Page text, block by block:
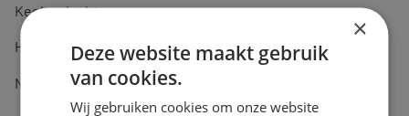
Keel en luchtwegen
Huidverzorging
Nachtrust
×
Deze website maakt gebruik
van cookies.
Wij gebruiken cookies om onze website